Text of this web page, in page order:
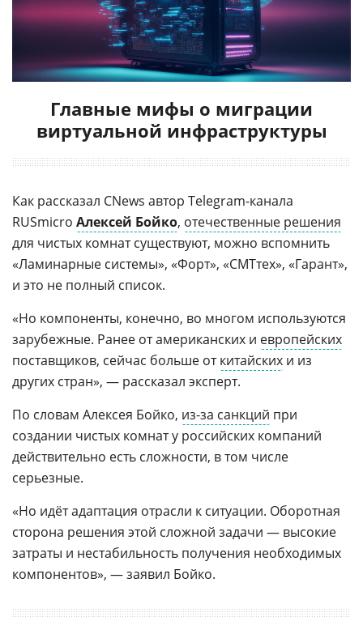
Главные мифы о миграции
виртуальной инфраструктуры
Как рассказал CNews автор Telegram-канала
RUSmicro Алексей Бойко, отечественные решения
для чистых комнат существуют, можно вспомнить
«Ламинарные системы», «Форт», «СМТтех», «Гарант»,
и это не полный список.
«Но компоненты, конечно, во многом используются
зарубежные. Ранее от американских и европейских
поставщиков, сейчас больше откитайских и из
других стран», — рассказал эксперт.
По словам Алексея Бойко, из-за санкций при
создании чистых комнат у российских компаний
действительно есть сложности, в том числе
серьезные.
«Но идёт адаптация отрасли к ситуации. Оборотная
сторона решения этой сложной задачи — высокие
затраты и нестабильность получения необходимых
компонентов», — заявил Бойко.